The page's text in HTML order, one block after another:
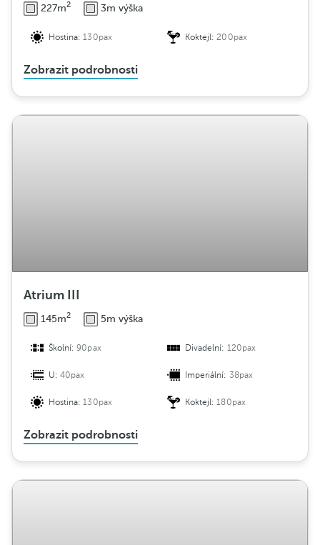
227m2 3m výška
Hostina:130pax Koktejl:200pax
Zobrazit podrobnosti
Atrium III
145m2 5m výška
Školní:90pax Divadelní: 120pax
U:40pax Imperiální: 38pax
Hostina:130pax Koktejl:180pax
Zobrazit podrobnosti